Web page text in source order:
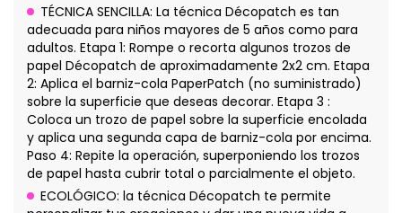
TÉCNICA SENCILLA: La técnica Décopatch es tan
adecuada para niños mayores de 5 años como para
adultos. Etapa 1: Rompe o recorta algunos trozos de
papel Décopatch de aproximadamente 2x2 cm. Etapa
2: Aplica el barniz-cola PaperPatch (no suministrado)
sobre la superficie que deseas decorar. Etapa 3 :
Coloca un trozo de papel sobre la superficie encolada
y aplica una segunda capa de barniz-cola por encima.
Paso 4: Repite la operación, superponiendo los trozos
de papel hasta cubrir total o parcialmente el objeto.
ECOLÓGICO: la técnica Décopatch te permite